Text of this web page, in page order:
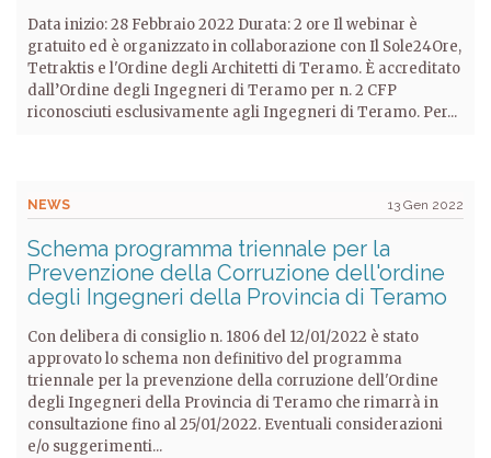
Data inizio: 28 Febbraio 2022 Durata: 2 ore Il webinar è
gratuito ed è organizzato in collaborazione con Il Sole24Ore,
Tetraktis e l'Ordine degli Architetti di Teramo. È accreditato
dall’Ordine degli Ingegneri di Teramo per n. 2 CFP
riconosciuti esclusivamente agli Ingegneri di Teramo. Per...
NEWS 13 Gen 2022
Schema programma triennale per la
Prevenzione della Corruzione dell'ordine
degli Ingegneri della Provincia di Teramo
Con delibera di consiglio n. 1806 del 12/01/2022 è stato
approvato lo schema non definitivo del programma
triennale per la prevenzione della corruzione dell'Ordine
degli Ingegneri della Provincia di Teramo che rimarrà in
consultazione fino al 25/01/2022. Eventuali considerazioni
e/o suggerimenti...